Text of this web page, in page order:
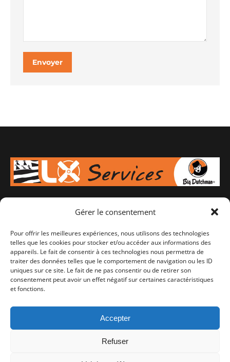
Gérer le consentement
Pour offrir les meilleures expériences, nous utilisons des technologies
telles que les cookies pour stocker et/ou accéder aux informations des
appareils. Le fait de consentir à ces technologies nous permettra de
traiter des données telles que le comportement de navigation ou les ID
uniques sur ce site. Le fait de ne pas consentir ou de retirer son
consentement peut avoir un effet négatif sur certaines caractéristiques
et fonctions.
Accepter
Refuser
Envoyer
Votre spécialiste en équipement d'élevage pour porcs,
passant par la ventilation. A Lampaul-Guimilliau en
Bretagne, SAV 7J/7.
Retrouvez-nous sur :